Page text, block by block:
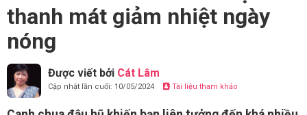
thanh mát giảm nhiệt ngày
nóng
Được viết bởi Cát Lâm
Cập nhật lần cuối: 10/05/2024 Tài liệu tham khảo